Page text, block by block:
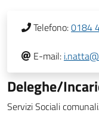
Telefono:0184
E-mail:
Deleghe/
Servizi Sociali